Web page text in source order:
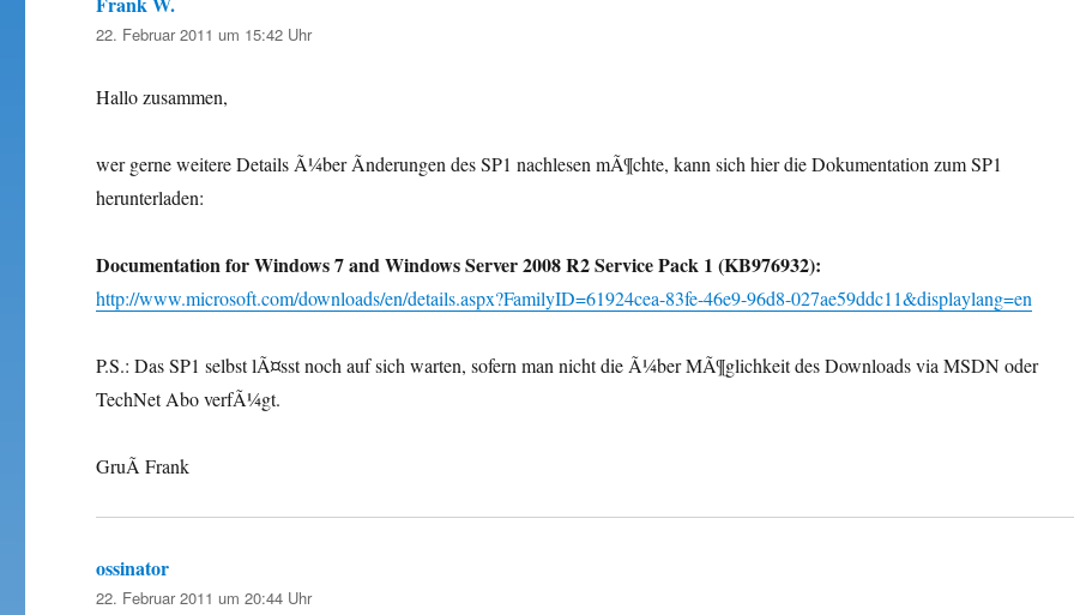
22. Februar 2011 um 15:42 Uhr
Hallo zusammen,
wer gerne weitere Details Ã¼ber Ãnderungen des SP1 nachlesen mÃ¶chte, kann sich hier die Dokumentation zum SP1
herunterladen:
Documentation for Windows 7 and Windows Server 2008 R2 Service Pack 1 (KB976932):
http://www.microsoft.com/downloads/en/details.aspx?FamilyID=61924cea-83fe-46e9-96d8-027ae59ddc11&displaylang=en
P.S.: Das SP1 selbst lÃ¤sst noch auf sich warten, sofern man nicht die Ã¼ber MÃ¶glichkeit des Downloads via MSDN oder
TechNet Abo verfÃ¼gt.
GruÃ Frank
ossinator
22. Februar 2011 um 20:44 Uhr